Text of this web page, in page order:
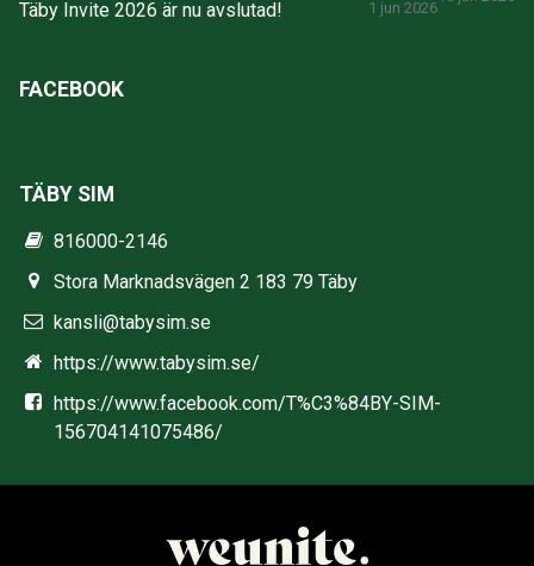
Täby Invite 2026 är nu avslutad! 1 jun 2026
FACEBOOK
TÄBY SIM
816000-2146
Stora Marknadsvägen 2 183 79 Täby
kansli@tabysim.se
https://www.tabysim.se/
https://www.facebook.com/T%C3%84BY-SIM-
156704141075486/